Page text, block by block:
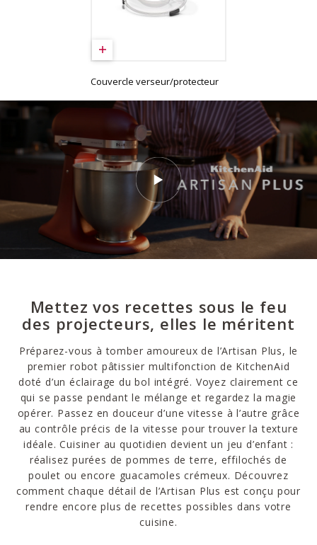
Couvercle verseur/protecteur
Mettez vos recettes sous le feu
des projecteurs, elles le méritent
Préparez-vous à tomber amoureux de l’Artisan Plus, le
premier robot pâtissier multifonction de KitchenAid
doté d’un éclairage du bol intégré. Voyez clairement ce
qui se passe pendant le mélange et regardez la magie
opérer. Passez en douceur d’une vitesse à l’autre grâce
au contrôle précis de la vitesse pour trouver la texture
idéale. Cuisiner au quotidien devient un jeu d’enfant :
réalisez purées de pommes de terre, effilochés de
poulet ou encore guacamoles crémeux. Découvrez
comment chaque détail de l’Artisan Plus est conçu pour
rendre encore plus de recettes possibles dans votre
cuisine.